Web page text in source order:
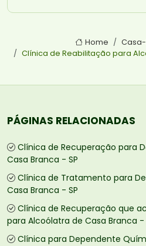
Home
Clínica de Reabilitação para
PÁGINAS RELACIONADAS
Clínica de Recuperação para
Casa Branca - SP
Clínica de Tratamento para
Casa Branca - SP
Clínica de Recuperação que
para Alcoólatra de Casa Branca -
Clínica para Dependente